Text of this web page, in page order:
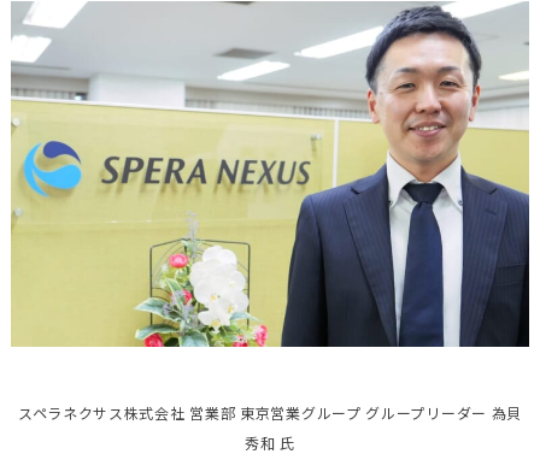
スペラネクサス株式会社 営業部 東京営業グループ グループリーダー 為貝
秀和 氏